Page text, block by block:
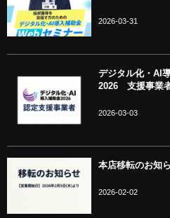
2026-03-31
デジタル化・AI
2026 支援事業
2026-03-03
本店移転のお知
2026-02-02